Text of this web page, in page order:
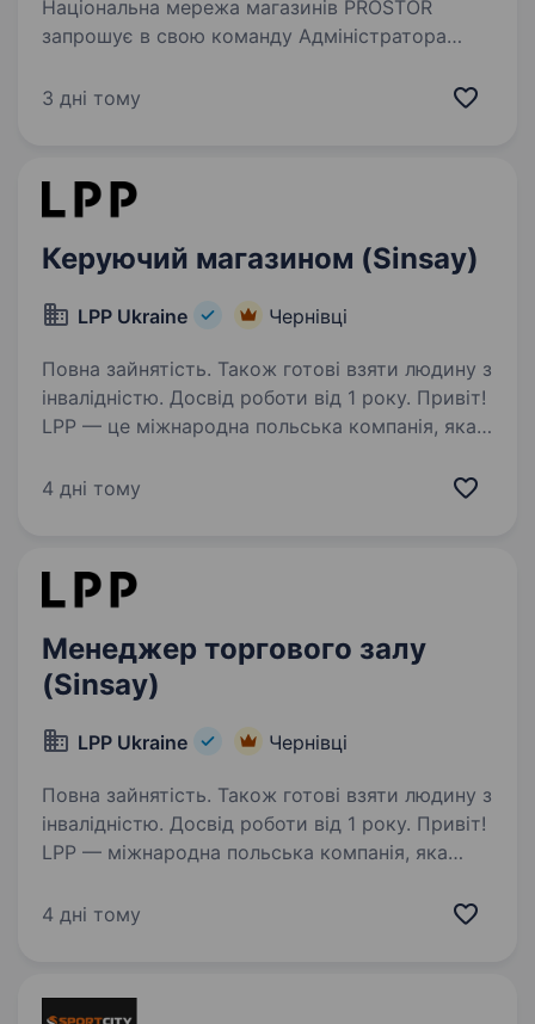
Національна мережа магазинів PROSTOR
запрошує в свою команду Адміністратора
на аналогічній посаді або старшим продавцем;
3 дні тому
Керуючий магазином (Sinsay)
LPP Ukraine Чернівці
Повна зайнятість. Також готові взяти людину з
інвалідністю. Досвід роботи від 1 року. Привіт!
LPP — це міжнародна польська компанія, яка
моди та роздрібної торгівлі. Наша компанія
4 дні тому
Менеджер торгового залу
(Sinsay)
LPP Ukraine Чернівці
Повна зайнятість. Також готові взяти людину з
інвалідністю. Досвід роботи від 1 року. Привіт!
LPP — міжнародна польська компанія, яка
роздрібної торгівлі та є однією з тих,
4 дні тому